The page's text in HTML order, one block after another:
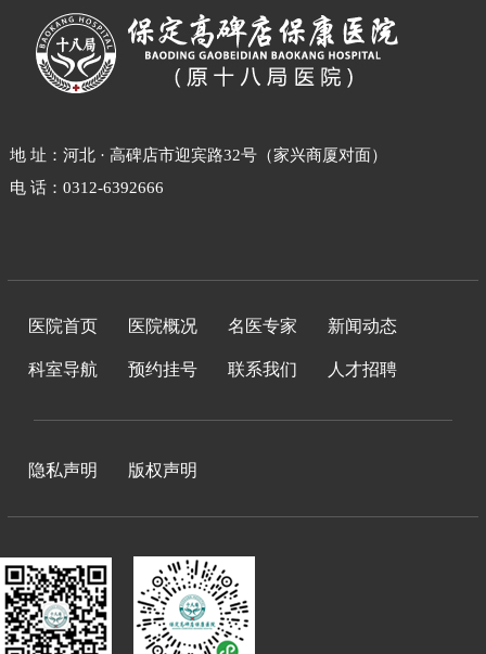
地 址：河北 · 高碑店市迎宾路32号（家兴商厦对面）
电 话：0312-6392666
医院首页 医院概况 名医专家 新闻动态
科室导航 预约挂号 联系我们 人才招聘
隐私声明 版权声明